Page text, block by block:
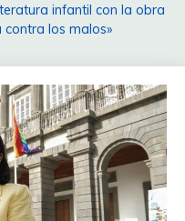
infantil con la obra
contra los malos»